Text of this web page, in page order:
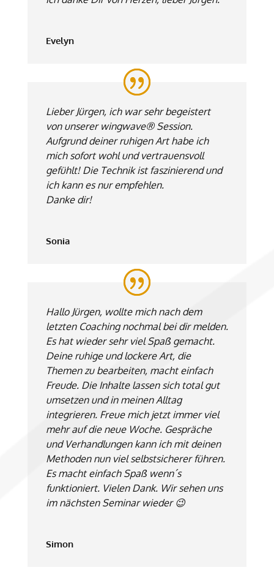
Evelyn
Lieber Jürgen, ich war sehr begeistert
von unserer wingwave® Session.
Aufgrund deiner ruhigen Art habe ich
mich sofort wohl und vertrauensvoll
gefühlt! Die Technik ist faszinierend und
ich kann es nur empfehlen.
Danke dir!
Sonia
Hallo Jürgen, wollte mich nach dem
letzten Coaching nochmal bei dir melden.
Es hat wieder sehr viel Spaß gemacht.
Deine ruhige und lockere Art, die
Themen zu bearbeiten, macht einfach
Freude. Die Inhalte lassen sich total gut
umsetzen und in meinen Alltag
integrieren. Freue mich jetzt immer viel
mehr auf die neue Woche. Gespräche
und Verhandlungen kann ich mit deinen
Methoden nun viel selbstsicherer führen.
Es macht einfach Spaß wenn´s
funktioniert. Vielen Dank. Wir sehen uns
im nächsten Seminar wieder 😉
Simon